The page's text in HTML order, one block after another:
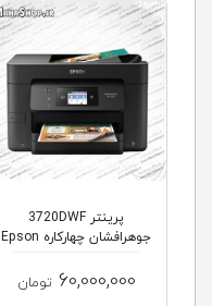
پرینتر 3720DWF
جوهرافشان چهارکاره Epson
60,000,000 تومان